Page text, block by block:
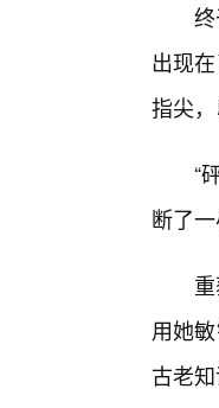
出现
指尖
“
断了
用她
古老